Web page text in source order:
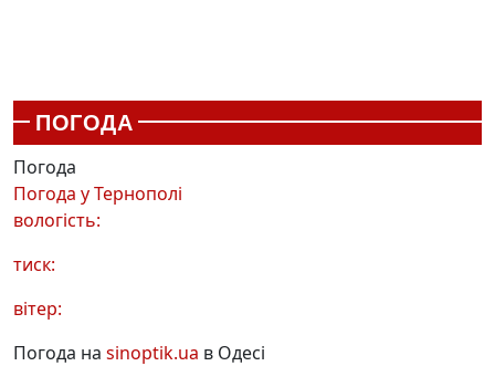
ПОГОДА
Погода
Погода уТернополі
вологість:
тиск:
вітер:
Погода на sinoptik.ua в Одесі